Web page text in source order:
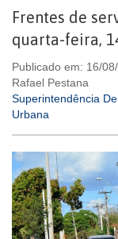
Frentes de
quarta-feira,
Publicado em: 16/
Rafael Pestana
Superintendência
Urbana